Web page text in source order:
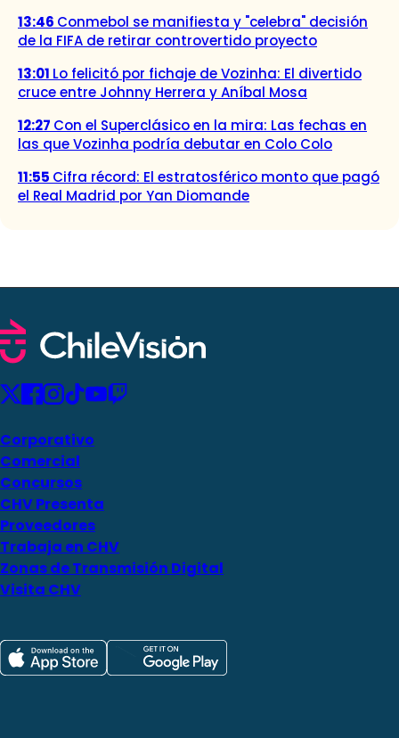
13:46 Conmebol se manifiesta y "celebra" decisión
de la FIFA de retirar controvertido proyecto
13:01 Lo felicitó por fichaje de Vozinha: El divertido
cruce entre Johnny Herrera y Aníbal Mosa
12:27 Con el Superclásico en la mira: Las fechas en
las que Vozinha podría debutar en Colo Colo
11:55 Cifra récord: El estratosférico monto que pagó
el Real Madrid por Yan Diomande
Corporativo
Comercial
Concursos
CHV Presenta
Proveedores
Trabaja en CHV
Zonas de Transmisión Digital
Visita CHV